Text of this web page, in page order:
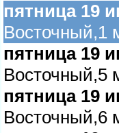
пятница 19
осточный,1
пятница 19
осточный,5
пятница 19
осточный,6